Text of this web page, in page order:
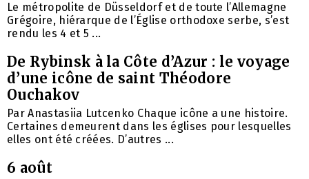
Le métropolite de Düsseldorf et de toute l’Allemagne
Grégoire, hiérarque de l’Église orthodoxe serbe, s’est
rendu les 4 et 5 ...
De Rybinsk à la Côte d’Azur : le voyage
d’une icône de saint Théodore
Ouchakov
Par Anastasiia Lutcenko Chaque icône a une histoire.
Certaines demeurent dans les églises pour lesquelles
elles ont été créées. D’autres ...
6 août